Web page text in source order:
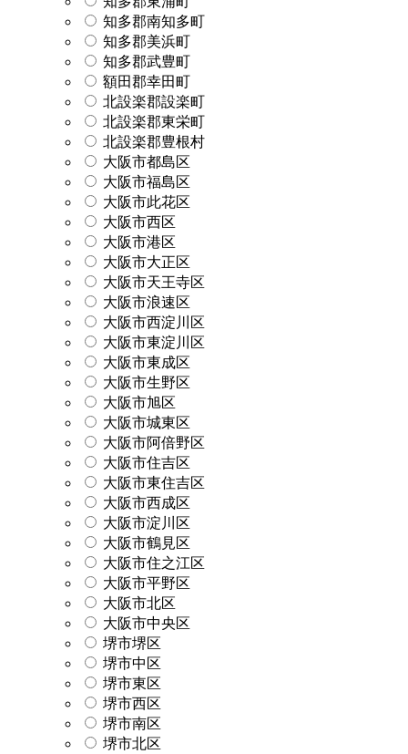
知多郡南知多町
知多郡美浜町
知多郡武豊町
額田郡幸田町
北設楽郡設楽町
北設楽郡東栄町
北設楽郡豊根村
大阪市都島区
大阪市福島区
大阪市此花区
大阪市西区
大阪市港区
大阪市大正区
大阪市天王寺区
大阪市浪速区
大阪市西淀川区
大阪市東淀川区
大阪市東成区
大阪市生野区
大阪市旭区
大阪市城東区
大阪市阿倍野区
大阪市住吉区
大阪市東住吉区
大阪市西成区
大阪市淀川区
大阪市鶴見区
大阪市住之江区
大阪市平野区
大阪市北区
大阪市中央区
堺市堺区
堺市中区
堺市東区
堺市西区
堺市南区
堺市北区